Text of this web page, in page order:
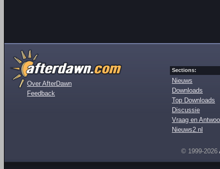
Over AfterDawn
Feedback
Sections:
Nieuws
Downloads
Top Downloads
Discussie
Vraag en
Nieuws2.nl
© 1999-2026